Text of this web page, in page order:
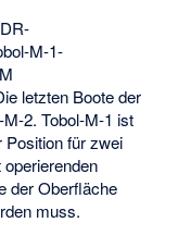
M-1-
letzten Boote der
2. Tobol-M-1 ist
Position für zwei
der Oberfläche
muss.